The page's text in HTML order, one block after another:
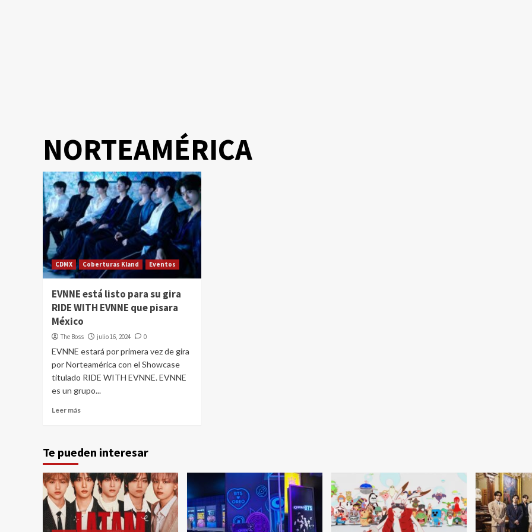
NORTEAMÉRICA
CDMX Coberturas Kland Eventos
EVNNE está listo para su gira
RIDE WITH EVNNE que pisara
México
The Boss julio 16, 2024 0
EVNNE estará por primera vez de gira
por Norteamérica con el Showcase
titulado RIDE WITH EVNNE. EVNNE
es un grupo...
Leer más
Te pueden interesar